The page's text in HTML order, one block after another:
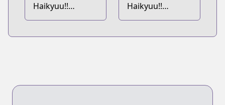
Haikyuu!!
Tokubetsu
Haikyuu!!
Bangai-hen: